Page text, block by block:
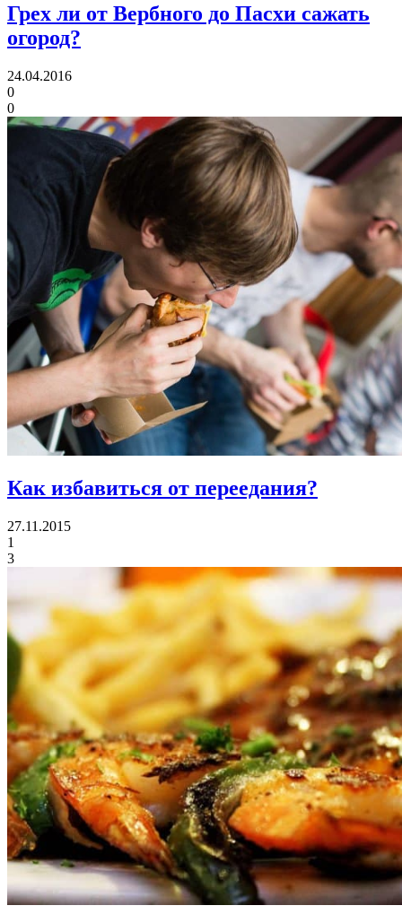
Грех ли от Вербного до Пасхи сажать
огород?
24.04.2016
0
0
Как избавиться от переедания?
27.11.2015
1
3